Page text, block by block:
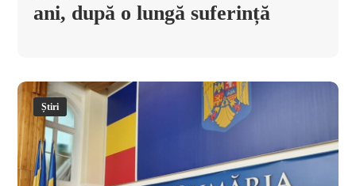
ani, după o lungă suferință
Știri